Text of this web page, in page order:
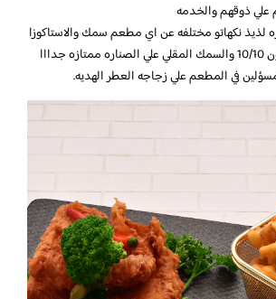
ذوقهم والخدمه
لذيذ نكهاتو مختلفه عن اي مطعم سمك والاستاكوزا
10/10 وطاجن الترمادون 10/10 والسمك المقلي علي الصناره ممتازه جدااا
في المطعم علي زجاجه العطر الهديه.